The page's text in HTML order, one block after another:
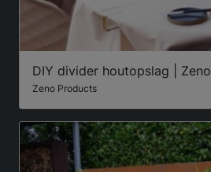
DIY divider houtopslag | Zeno
Zeno Products